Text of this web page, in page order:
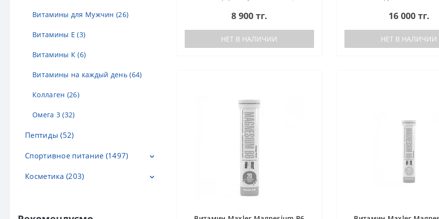
Витамины для Мужчин (26)
Витамины Е (3)
Витамины К (6)
Витамины на каждый день (64)
Коллаген (26)
Омега 3 (32)
Пептиды (52)
Спортивное питание (1497)
Аминокислоты и BCAA (276)
Жиросжигатели (56)
Косметика (203)
Детская косметика (3)
энергетического обмена, нервной и
8 900 тг.
НЕТ В НАЛИЧИИ
бренда NOW Foods. Эти
16 000 тг.
НЕТ В НАЛИЧИИ